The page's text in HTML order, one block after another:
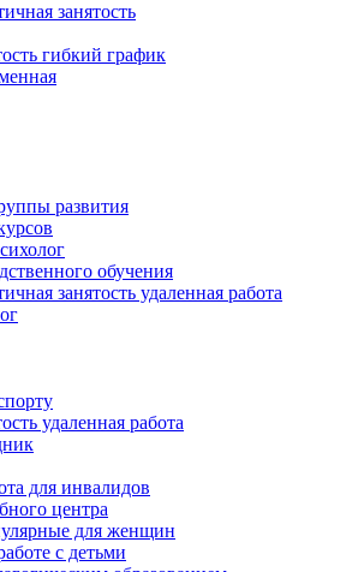
занятость
гибкий график
развития
обучения
занятость удаленная работа
удаленная работа
для инвалидов
центра
для женщин
с детьми